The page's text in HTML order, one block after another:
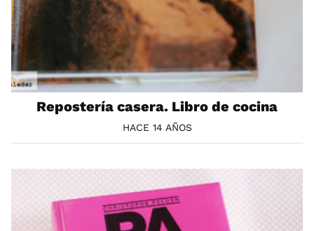
Repostería casera. Libro de cocina
HACE 14 AÑOS